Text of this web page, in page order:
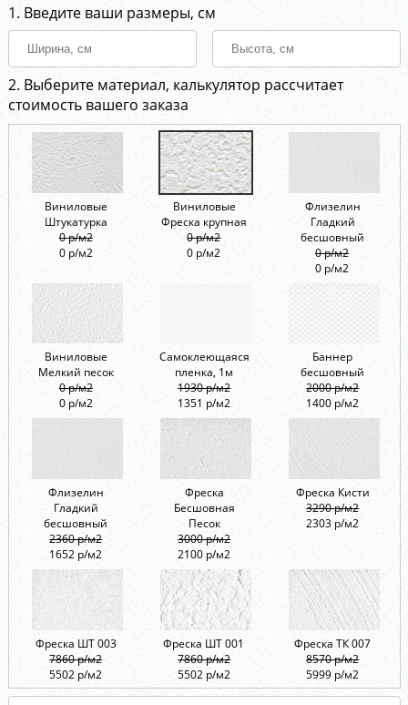
1. Введите ваши размеры, см
2. Выберите материал, калькулятор рассчитает
стоимость вашего заказа
Виниловые
Штукатурка
0 р/м2
0 р/м2
Виниловые
Фреска крупная
0 р/м2
0 р/м2
Флизелин
Гладкий
бесшовный
0 р/м2
0 р/м2
Виниловые
Мелкий песок
0 р/м2
0 р/м2
Самоклеющаяся
пленка, 1м
1930 р/м2
1351 р/м2
Баннер
бесшовный
2000 р/м2
1400 р/м2
Флизелин
Гладкий
бесшовный
2360 р/м2
1652 р/м2
Фреска
Бесшовная
Песок
3000 р/м2
2100 р/м2
Фреска Кисти
3290 р/м2
2303 р/м2
Фреска ШТ 003
7860 р/м2
5502 р/м2
Фреска ШТ 001
7860 р/м2
5502 р/м2
Фреска ТК 007
8570 р/м2
5999 р/м2